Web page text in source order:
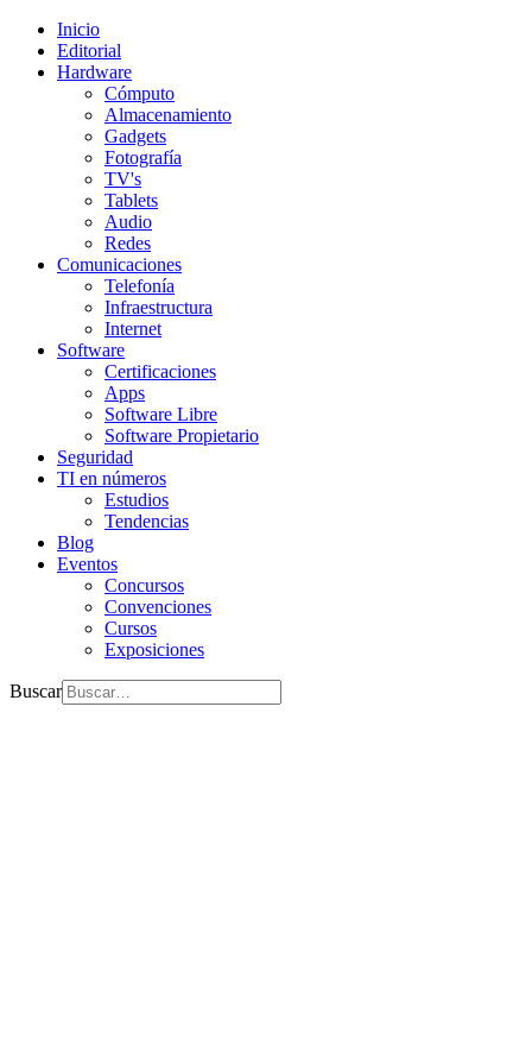
Inicio
Editorial
Hardware
Cómputo
Almacenamiento
Gadgets
Fotografía
TV's
Tablets
Audio
Redes
Comunicaciones
Telefonía
Infraestructura
Internet
Software
Certificaciones
Apps
Software Libre
Software Propietario
Seguridad
TI en números
Estudios
Tendencias
Blog
Eventos
Concursos
Convenciones
Cursos
Exposiciones
Buscar